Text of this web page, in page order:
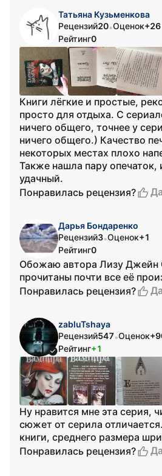
Татьяна Кузьменкова
Рецензий20•Оценок+26
Рейтинг0
Книги лёгкие и простые,
просто для отдыха. С
ничего общего, точнее у
ничего общего.) Качество
некоторых местах плохо
Также нашла пару опечаток,
удачный.
Понравилась рецензия?
Да
Дарья Бондаренко
Рецензий3•Оценок+1
Рейтинг0
Обожаю автора Лизу
прочитаны почти все её
Понравилась рецензия?
Да
zabluTshaya
Рецензий547•Оценок
Рейтинг+1
Ну нравится мне эта серия,
сюжет от серила
книги, среднего размера
Понравилась рецензия?
Да